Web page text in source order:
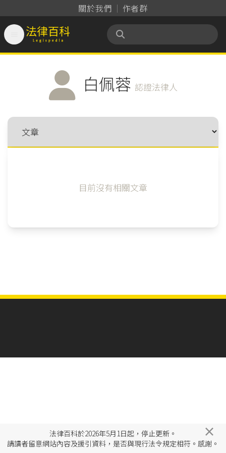
關於我們 作者群
法律百科 Legispedia
白佩蓉 認證法律人
目前沒有相關文章
法律百科於2026年5月1日起，停止更新。
請讀者留意網站內容及援引資料，是否與現行法令規定相符。感謝。
×